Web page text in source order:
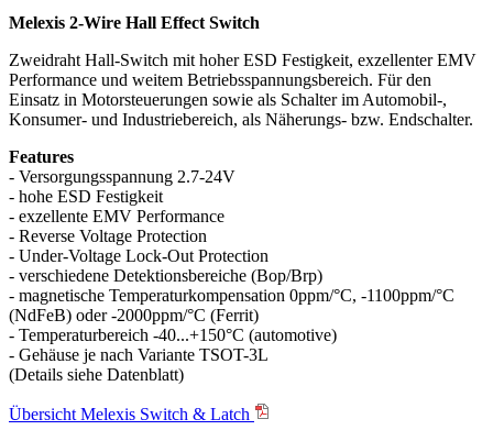
Melexis 2-Wire Hall Effect Switch
Zweidraht Hall-Switch mit hoher ESD Festigkeit, exzellenter EMV
Performance und weitem Betriebsspannungsbereich. Für den
Einsatz in Motorsteuerungen sowie als Schalter im Automobil-,
Konsumer- und Industriebereich, als Näherungs- bzw. Endschalter.
Features
- Versorgungsspannung 2.7-24V
- hohe ESD Festigkeit
- exzellente EMV Performance
- Reverse Voltage Protection
- Under-Voltage Lock-Out Protection
- verschiedene Detektionsbereiche (Bop/Brp)
- magnetische Temperaturkompensation 0ppm/°C, -1100ppm/°C
(NdFeB) oder -2000ppm/°C (Ferrit)
- Temperaturbereich -40...+150°C (automotive)
- Gehäuse je nach Variante TSOT-3L
(Details siehe Datenblatt)
Übersicht Melexis Switch & Latch